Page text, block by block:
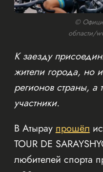
©
области/
К заезду
жители города, но
регионов страны, а
участники.
В Атырау прошёл
TOUR DE
любителей спорта